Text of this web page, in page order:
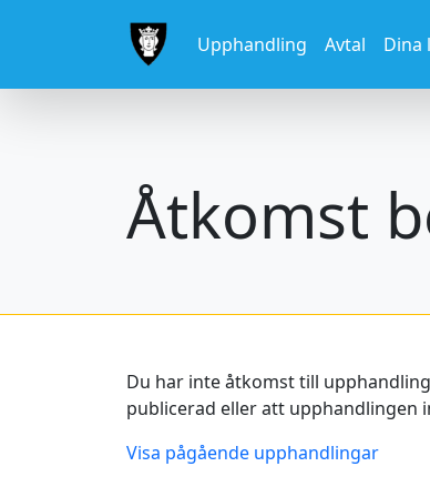
Upphandling Avtal Dina
Åtkomst
Du har inte åtkomst till
publicerad eller att upphandlingen
Visa pågående upphandlingar